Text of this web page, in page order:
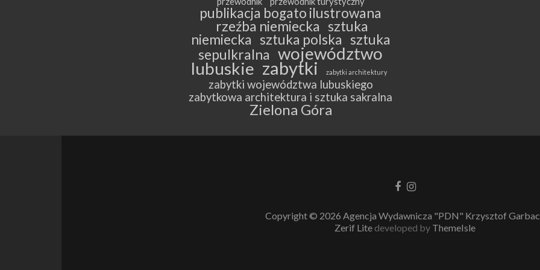
publikacja bogato ilustrowana
rzeźba niemiecka sztuka
niemiecka sztuka polska sztuka
sepulkralna województwo
lubuskie zabytki zabytki architektury
zabytki województwa lubuskiego
zabytkowa architektura i sztuka sakralna
Zielona Góra
LinkLink
Copyright © 2026 Agencja Wydawnicza "PDN" Krzysztof
Zerif Lite developed by ThemeIsle